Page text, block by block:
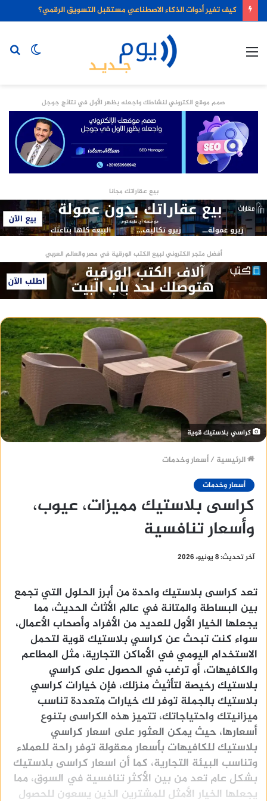
كيف تغير أدوات الذكاء الاصطناعي مستقبل التسويق الرقمي؟
الوضع
صمم موقع الكتروني لنشاطك واجعله يظهر الأول في نتائج جوجل
بيع عقاراتك مجانا
أفضل متجر الكتروني لبيع الكتب الورقية في مصر والعالم العربي
كراسي بلاستيك قوية
الرئيسية /أسعار وخدمات
أسعار وخدمات
كراسى بلاستيك مميزات، عيوب،
وأسعار تنافسية
آخر تحديث: 8 يونيو، 2026
تعد كراسى بلاستيك واحدة من أبرز الحلول التي تجمع
بين البساطة والمتانة في عالم الأثاث الحديث، مما
يجعلها الخيار الأول للعديد من الأفراد وأصحاب الأعمال،
سواء كنت تبحث عن كراسي بلاستيك قوية لتحمل
الاستخدام اليومي في الأماكن التجارية، مثل المطاعم
والكافيهات، أو ترغب في الحصول على كراسي
بلاستيك رخيصة لتأثيث منزلك، فإن خيارات كراسي
بلاستيك بالجملة توفر لك خيارات متعددة تناسب
ميزانيتك واحتياجاتك، تتميز هذه الكراسى بتنوع
أسعارها، حيث يمكن العثور على اسعار كراسي
بلاستيك للكافيهات بأسعار معقولة توفر راحة للعملاء
وتناسب البيئة التجارية، كما أن اسعار كراسى بلاستيك
بشكل عام تعد من بين الأكثر تنافسية في السوق، مما
يجعلها الخيار الأمثل للمشترين الذين يسعون للحصول